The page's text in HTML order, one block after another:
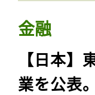
金融
【日本
業を公表